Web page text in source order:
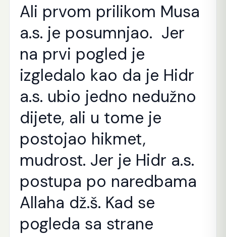
Ali prvom prilikom Musa
a.s. je posumnjao. Jer
na prvi pogled je
izgledalo kao da je Hidr
a.s. ubio jedno nedužno
dijete, ali u tome je
postojao hikmet,
mudrost. Jer je Hidr a.s.
postupa po naredbama
Allaha dž.š. Kad se
pogleda sa strane